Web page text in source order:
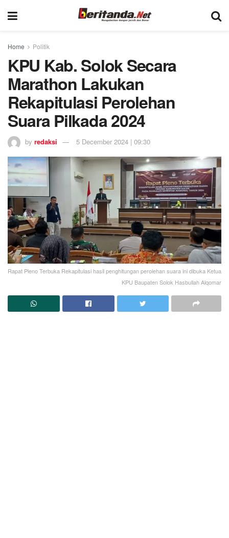
Home Politik
KPU Kab. Solok Secara
Marathon Lakukan
Rekapitulasi Perolehan
Suara Pilkada 2024
by redaksi 5 December 2024 | 09:30
Rapat Pleno Terbuka Rekapitulasi hasil penghitungan perolehan suara ini dibuka Ketua
KPU Baupaten Solok Hasbullah Alqomar